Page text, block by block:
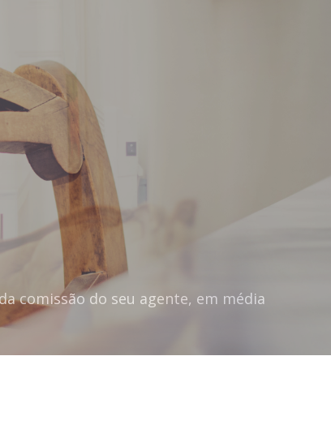
comissão do seu agente, em média